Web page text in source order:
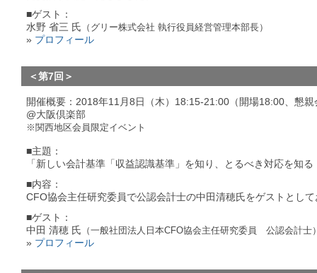
■ゲスト：
水野 省三 氏 （グリー株式会社 執行役員経営管理本部長）
» プロフィール
＜第7回＞
開催概要：2018年11月8日（木）18:15-21:00（開場18:00、懇親
@大阪倶楽部
※関西地区会員限定イベント
■主題：
「新しい会計基準「収益認識基準」を知り、とるべき対応を知る
■内容：
CFO協会主任研究委員で公認会計士の中田清穂氏をゲストとし
■ゲスト：
中田 清穂 氏 （一般社団法人日本CFO協会主任研究委員 公認会計士
» プロフィール